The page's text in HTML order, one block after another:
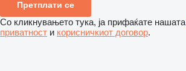
Претплати се
Со кликнувањето тука, ја прифаќате нашата
приватност и корисничкиот договор.